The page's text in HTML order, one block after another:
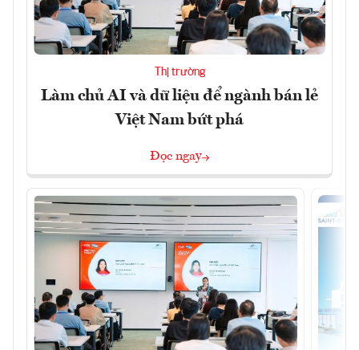
Thị trường
Làm chủ AI và dữ liệu để ngành bán lẻ
Việt Nam bứt phá
Đọc ngay